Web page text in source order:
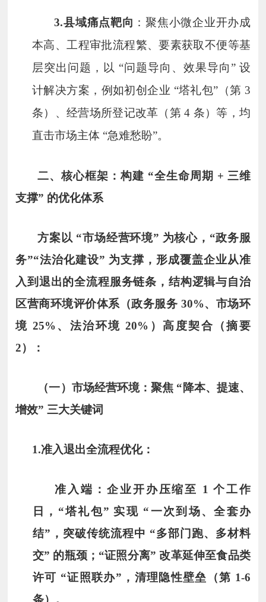
3.县域痛点靶向 ：聚焦小微企业开办成
本高、工程审批流程繁、要素获取不便等基
层突出问题，以 “问题导向、效果导向” 设
计解决方案，例如初创企业 “塔礼包”（第 3
条）、经营场所登记改革（第 4 条）等，均
直击市场主体 “急难愁盼”。
二、核心框架：构建 “全生命周期 + 三维
支撑” 的优化体系
方案以 “市场经营环境” 为核心，“政务服
务”“法治化建设” 为支撑，形成覆盖企业从准
入到退出的全流程服务链条，结构逻辑与自治
区营商环境评价体系（政务服务 30%、市场环
境 25%、法治环境 20%）高度契合（摘要
2）：
（一）市场经营环境：聚焦 “降本、提速、
增效” 三大关键词
1.准入退出全流程优化：
准入端：企业开办压缩至 1 个工作
日，“塔礼包” 实现 “一次到场、全套办
结”，突破传统流程中 “多部门跑、多材料
交” 的瓶颈；“证照分离” 改革延伸至食品类
许可 “证照联办”，清理隐性壁垒（第 1-6
条）。